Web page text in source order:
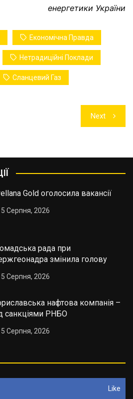
енергетики України
Економічна Правда
Нетрадиційні Поклади
Сланцевий Газ
Next
Gold оголосила вакансії
5 Серпня, 2026
рада при
змінила голову
5 Серпня, 2026
нафтова компанія –
санкціями РНБО
5 Серпня, 2026
Like